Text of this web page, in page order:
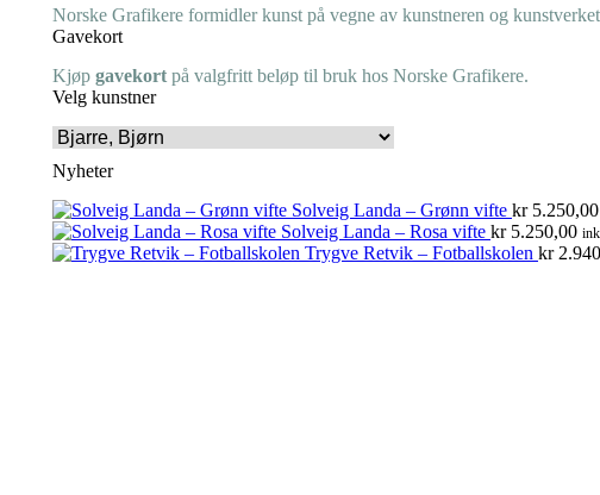
Norske Grafikere formidler kunst på vegne av kunstneren og
Gavekort
Kjøp gavekort på valgfritt beløp til bruk hos Norske Grafikere.
Velg kunstner
Nyheter
Solveig Landa – Grønn vifte kr5.250,00
Solveig Landa – Rosa vifte kr5.250,00
Trygve Retvik – Fotballskolen kr